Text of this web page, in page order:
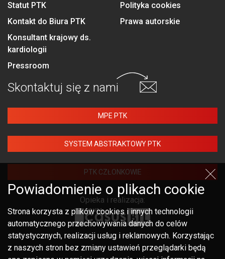
Statut PTK
Kontakt do Biura PTK
Konsultant krajowy ds.
kardiologii
Pressroom
Polityka cookies
Prawa autorskie
Skontaktuj się z nami
MPE PTK
SYSTEM ABSTRAKTOWY PTK
PTK CZŁONKOWIE
Opieka i realizacja:
Powiadomienie o plikach cookie
Strona korzysta z plików cookies i innych technologii
automatycznego przechowywania danych do celów
statystycznych, realizacji usług i reklamowych. Korzystając
z naszych stron bez zmiany ustawień przeglądarki będą